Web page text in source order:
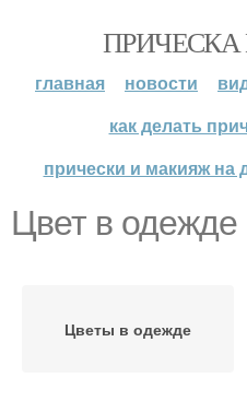
главная новости
как делать
прически и макияж на
Цвет в одежде
Цветы в одежде